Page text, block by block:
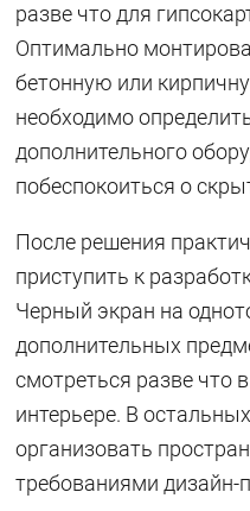
разве что для
Оптимально
бетонную или
необходимо
дополнительного
побеспокоиться о
После решения
приступить к
Черный экран на
дополнительных
смотреться разве что
интерьере. В
организовать
требованиями дизайн-